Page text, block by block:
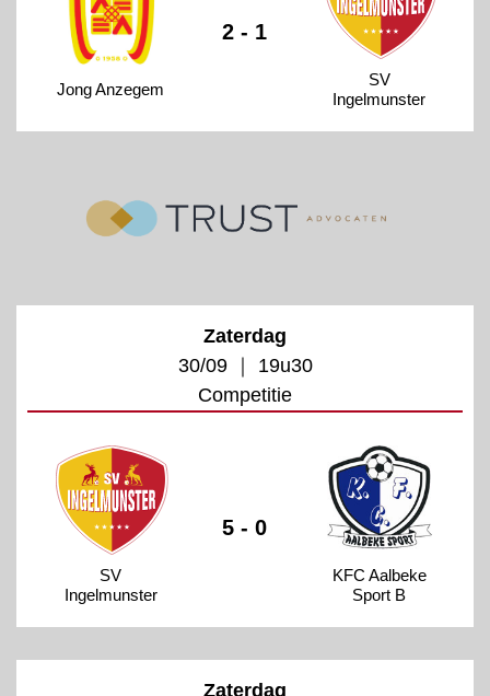
Jong Anzegem
2 - 1
SV
Ingelmunster
Zaterdag
30/09 ｜ 19u30
Competitie
SV
Ingelmunster
5 - 0
KFC Aalbeke
Sport B
Zaterdag